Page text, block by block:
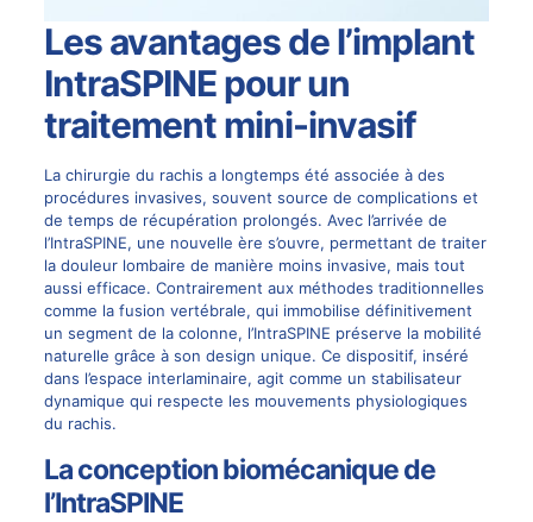
Les avantages de l’implant
IntraSPINE pour un
traitement mini-invasif
La chirurgie du rachis a longtemps été associée à des
procédures invasives, souvent source de complications et
de temps de récupération prolongés. Avec l’arrivée de
l’IntraSPINE, une nouvelle ère s’ouvre, permettant de traiter
la douleur lombaire de manière moins invasive, mais tout
aussi efficace. Contrairement aux méthodes traditionnelles
comme la fusion vertébrale, qui immobilise définitivement
un segment de la colonne, l’IntraSPINE préserve la mobilité
naturelle grâce à son design unique. Ce dispositif, inséré
dans l’espace interlaminaire, agit comme un stabilisateur
dynamique qui respecte les mouvements physiologiques
du rachis.
La conception biomécanique de
l’IntraSPINE